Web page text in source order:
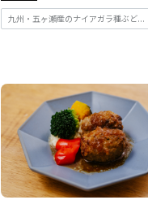
九州・五ヶ瀬産のナイアガラ種ぶど...